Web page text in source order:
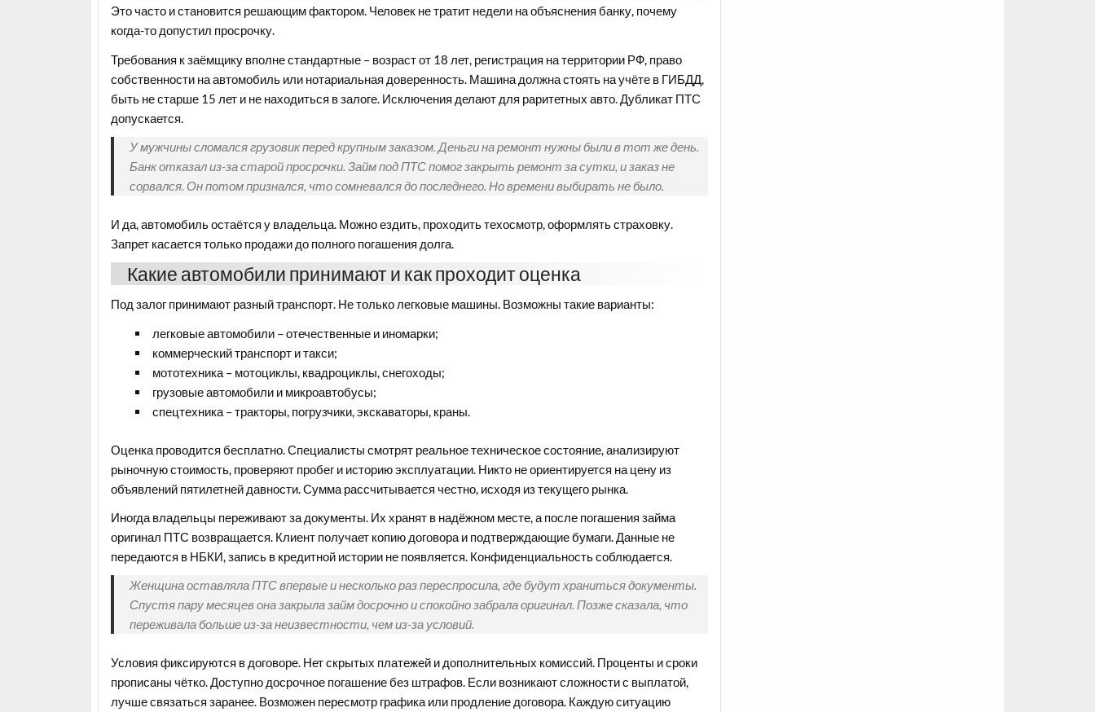
Это часто и становится решающим фактором. Человек не тратит недели на объяснения банку, почему
когда-то допустил просрочку.
Требования к заёмщику вполне стандартные – возраст от 18 лет, регистрация на территории РФ, право
собственности на автомобиль или нотариальная доверенность. Машина должна стоять на учёте в ГИБДД,
быть не старше 15 лет и не находиться в залоге. Исключения делают для раритетных авто. Дубликат ПТС
допускается.
У мужчины сломался грузовик перед крупным заказом. Деньги на ремонт нужны были в тот же день.
Банк отказал из-за старой просрочки. Займ под ПТС помог закрыть ремонт за сутки, и заказ не
сорвался. Он потом признался, что сомневался до последнего. Но времени выбирать не было.
И да, автомобиль остаётся у владельца. Можно ездить, проходить техосмотр, оформлять страховку.
Запрет касается только продажи до полного погашения долга.
Какие автомобили принимают и как проходит оценка
Под залог принимают разный транспорт. Не только легковые машины. Возможны такие варианты:
легковые автомобили – отечественные и иномарки;
коммерческий транспорт и такси;
мототехника – мотоциклы, квадроциклы, снегоходы;
грузовые автомобили и микроавтобусы;
спецтехника – тракторы, погрузчики, экскаваторы, краны.
Оценка проводится бесплатно. Специалисты смотрят реальное техническое состояние, анализируют
рыночную стоимость, проверяют пробег и историю эксплуатации. Никто не ориентируется на цену из
объявлений пятилетней давности. Сумма рассчитывается честно, исходя из текущего рынка.
Иногда владельцы переживают за документы. Их хранят в надёжном месте, а после погашения займа
оригинал ПТС возвращается. Клиент получает копию договора и подтверждающие бумаги. Данные не
передаются в НБКИ, запись в кредитной истории не появляется. Конфиденциальность соблюдается.
Женщина оставляла ПТС впервые и несколько раз переспросила, где будут храниться документы.
Спустя пару месяцев она закрыла займ досрочно и спокойно забрала оригинал. Позже сказала, что
переживала больше из-за неизвестности, чем из-за условий.
Условия фиксируются в договоре. Нет скрытых платежей и дополнительных комиссий. Проценты и сроки
прописаны чётко. Доступно досрочное погашение без штрафов. Если возникают сложности с выплатой,
лучше связаться заранее. Возможен пересмотр графика или продление договора. Каждую ситуацию